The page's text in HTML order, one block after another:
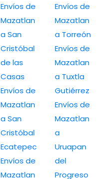
Envíos de
Mazatlan
a San
Cristóbal
de las
Casas
Envíos de
Mazatlan
a San
Cristóbal
Ecatepec
Envíos de
Mazatlan
Envíos de
Mazatlan
a Torreón
Envíos de
Mazatlan
a Tuxtla
Gutiérrez
Envíos de
Mazatlan
a
Uruapan
del
Progreso